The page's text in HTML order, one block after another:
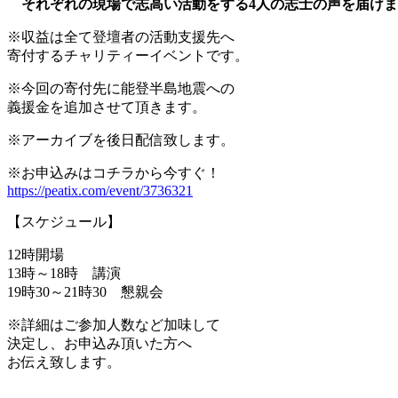
それぞれの現場で志高い活動をする4人の志士の声を届け
※収益は全て登壇者の活動支援先へ
寄付するチャリティーイベントです。
※今回の寄付先に能登半島地震への
義援金を追加させて頂きます。
※アーカイブを後日配信致します。
※お申込みはコチラから今すぐ！
https://peatix.com/event/3736321
【スケジュール】
12時開場
13時～18時 講演
19時30～21時30 懇親会
※詳細はご参加人数など加味して
決定し、お申込み頂いた方へ
お伝え致します。